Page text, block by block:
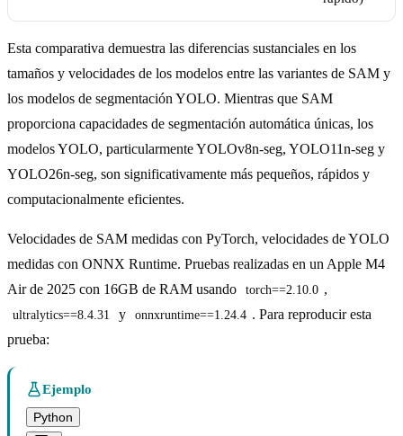
Esta comparativa demuestra las diferencias sustanciales en los
tamaños y velocidades de los modelos entre las variantes de SAM y
los modelos de segmentación YOLO. Mientras que SAM
proporciona capacidades de segmentación automática únicas, los
modelos YOLO, particularmente YOLOv8n-seg, YOLO11n-seg y
YOLO26n-seg, son significativamente más pequeños, rápidos y
computacionalmente eficientes.
Velocidades de SAM medidas con PyTorch, velocidades de YOLO
medidas con ONNX Runtime. Pruebas realizadas en un Apple M4
Air de 2025 con 16GB de RAM usando
torch==2.10.0 ,
ultralytics==8.4.31 y onnxruntime==1.24.4 . Para reproducir esta
prueba:
Ejemplo
Python